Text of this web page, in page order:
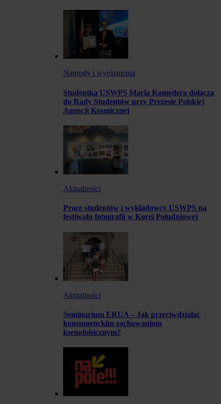
Nagrody i wyróżnienia
Studentka USWPS Maria Komędera dołącza
do Rady Studentów przy Prezesie Polskiej
Agencji Kosmicznej
Aktualności
Prace studentów i wykładowcy USWPS na
festiwalu fotografii w Korei Południowej
Aktualności
Seminarium ERUA – Jak przeciwdziałać
konsumenckim zachowaniom
ksenofobicznym?